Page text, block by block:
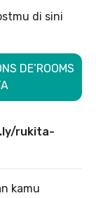
di sini
DE’ROOMS
rukita-
kamu